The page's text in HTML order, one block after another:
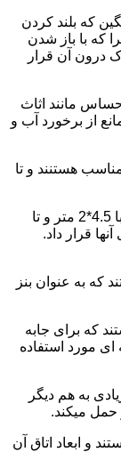
که بلند کردن
که با باز شدن
درون آن قرار
مانند اثاث
از برخورد آب و
هستنند و تا
ابعاد بارگیر خاور ها به طور متوسط برابر است با 4.5*2 متر و تا
که به عنوان بنز
که برای جابه
ای مورد استفاده
به هم دیگر
تا 10 تن مناسب هستند و ابعاد اتاق آن